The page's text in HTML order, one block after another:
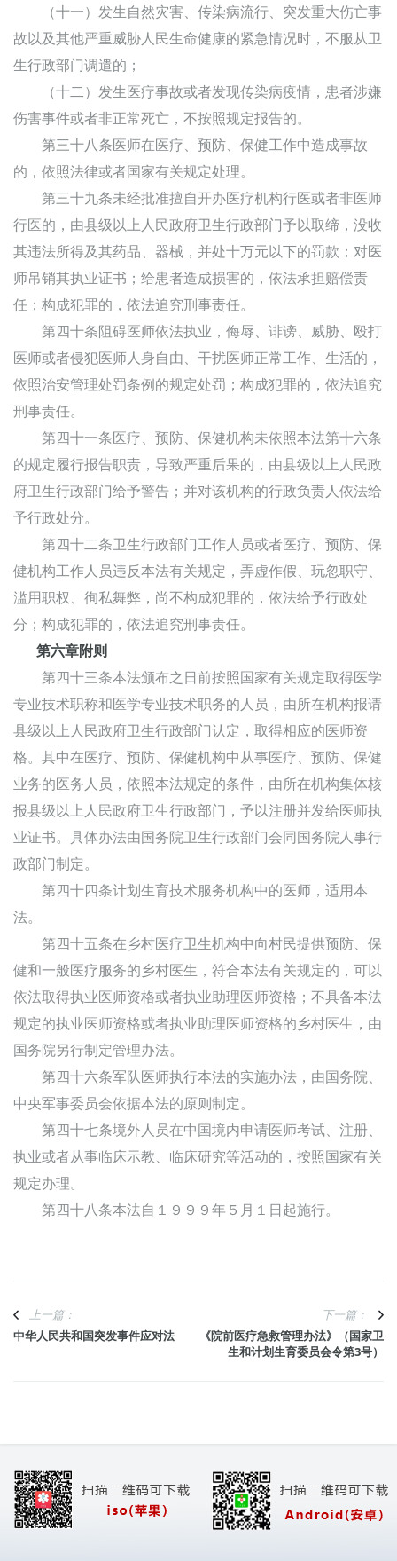
（十一）发生自然灾害、传染病流行、突发重大伤亡事
故以及其他严重威胁人民生命健康的紧急情况时，不服从卫
生行政部门调遣的；
（十二）发生医疗事故或者发现传染病疫情，患者涉嫌
伤害事件或者非正常死亡，不按照规定报告的。
第三十八条医师在医疗、预防、保健工作中造成事故
的，依照法律或者国家有关规定处理。
第三十九条未经批准擅自开办医疗机构行医或者非医师
行医的，由县级以上人民政府卫生行政部门予以取缔，没收
其违法所得及其药品、器械，并处十万元以下的罚款；对医
师吊销其执业证书；给患者造成损害的，依法承担赔偿责
任；构成犯罪的，依法追究刑事责任。
第四十条阻碍医师依法执业，侮辱、诽谤、威胁、殴打
医师或者侵犯医师人身自由、干扰医师正常工作、生活的，
依照治安管理处罚条例的规定处罚；构成犯罪的，依法追究
刑事责任。
第四十一条医疗、预防、保健机构未依照本法第十六条
的规定履行报告职责，导致严重后果的，由县级以上人民政
府卫生行政部门给予警告；并对该机构的行政负责人依法给
予行政处分。
第四十二条卫生行政部门工作人员或者医疗、预防、保
健机构工作人员违反本法有关规定，弄虚作假、玩忽职守、
滥用职权、徇私舞弊，尚不构成犯罪的，依法给予行政处
分；构成犯罪的，依法追究刑事责任。
第六章附则
第四十三条本法颁布之日前按照国家有关规定取得医学
专业技术职称和医学专业技术职务的人员，由所在机构报请
县级以上人民政府卫生行政部门认定，取得相应的医师资
格。其中在医疗、预防、保健机构中从事医疗、预防、保健
业务的医务人员，依照本法规定的条件，由所在机构集体核
报县级以上人民政府卫生行政部门，予以注册并发给医师执
业证书。具体办法由国务院卫生行政部门会同国务院人事行
政部门制定。
第四十四条计划生育技术服务机构中的医师，适用本
法。
第四十五条在乡村医疗卫生机构中向村民提供预防、保
健和一般医疗服务的乡村医生，符合本法有关规定的，可以
依法取得执业医师资格或者执业助理医师资格；不具备本法
规定的执业医师资格或者执业助理医师资格的乡村医生，由
国务院另行制定管理办法。
第四十六条军队医师执行本法的实施办法，由国务院、
中央军事委员会依据本法的原则制定。
第四十七条境外人员在中国境内申请医师考试、注册、
执业或者从事临床示教、临床研究等活动的，按照国家有关
规定办理。
第四十八条本法自１９９９年５月１日起施行。
上一篇：
中华人民共和国突发事件应对法
下一篇：
《院前医疗急救管理办法》（国家卫
生和计划生育委员会令第3号）